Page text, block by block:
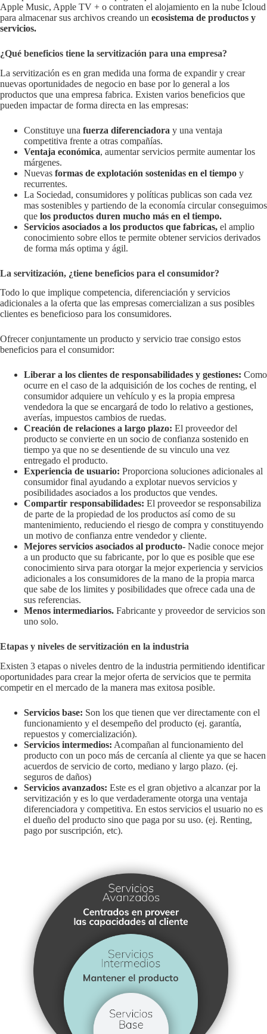
Apple Music, Apple TV + o contraten el alojamiento en la nube Icloud
para almacenar sus archivos creando un ecosistema de productos y
servicios.
¿Qué beneficios tiene la servitización para una empresa?
La servitización es en gran medida una forma de expandir y crear
nuevas oportunidades de negocio en base por lo general a los
productos que una empresa fabrica. Existen varios beneficios que
pueden impactar de forma directa en las empresas:
Constituye una fuerza diferenciadora y una ventaja
competitiva frente a otras compañías.
Ventaja económica, aumentar servicios permite aumentar los
márgenes.
Nuevas formas de explotación sostenidas en el tiempo y
recurrentes.
La Sociedad, consumidores y políticas publicas son cada vez
mas sostenibles y partiendo de la economía circular conseguimos
que los productos duren mucho más en el tiempo.
Servicios asociados a los productos que fabricas, el amplio
conocimiento sobre ellos te permite obtener servicios derivados
de forma más optima y ágil.
La servitización, ¿tiene beneficios para el consumidor?
Todo lo que implique competencia, diferenciación y servicios
adicionales a la oferta que las empresas comercializan a sus posibles
clientes es beneficioso para los consumidores.
Ofrecer conjuntamente un producto y servicio trae consigo estos
beneficios para el consumidor:
Liberar a los clientes de responsabilidades y gestiones: Como
ocurre en el caso de la adquisición de los coches de renting, el
consumidor adquiere un vehículo y es la propia empresa
vendedora la que se encargará de todo lo relativo a gestiones,
averías, impuestos cambios de ruedas.
Creación de relaciones a largo plazo: El proveedor del
producto se convierte en un socio de confianza sostenido en
tiempo ya que no se desentiende de su vinculo una vez
entregado el producto.
Experiencia de usuario: Proporciona soluciones adicionales al
consumidor final ayudando a explotar nuevos servicios y
posibilidades asociados a los productos que vendes.
Compartir responsabilidades: El proveedor se responsabiliza
de parte de la propiedad de los productos así como de su
mantenimiento, reduciendo el riesgo de compra y constituyendo
un motivo de confianza entre vendedor y cliente.
Mejores servicios asociados al producto- Nadie conoce mejor
a un producto que su fabricante, por lo que es posible que ese
conocimiento sirva para otorgar la mejor experiencia y servicios
adicionales a los consumidores de la mano de la propia marca
que sabe de los limites y posibilidades que ofrece cada una de
sus referencias.
Menos intermediarios. Fabricante y proveedor de servicios son
uno solo.
Etapas y niveles de servitización en la industria
Existen 3 etapas o niveles dentro de la industria permitiendo identificar
oportunidades para crear la mejor oferta de servicios que te permita
competir en el mercado de la manera mas exitosa posible.
Servicios base: Son los que tienen que ver directamente con el
funcionamiento y el desempeño del producto (ej. garantía,
repuestos y comercialización).
Servicios intermedios: Acompañan al funcionamiento del
producto con un poco más de cercanía al cliente ya que se hacen
acuerdos de servicio de corto, mediano y largo plazo. (ej.
seguros de daños)
Servicios avanzados: Este es el gran objetivo a alcanzar por la
servitización y es lo que verdaderamente otorga una ventaja
diferenciadora y competitiva. En estos servicios el usuario no es
el dueño del producto sino que paga por su uso. (ej. Renting,
pago por suscripción, etc).